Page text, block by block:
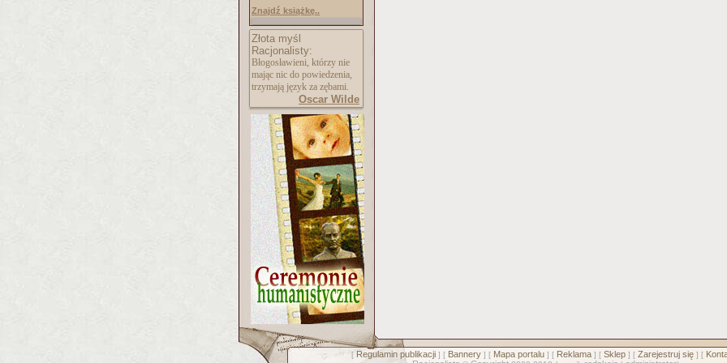
Znajdź książkę..
Złota myśl
Racjonalisty:
Błogosławieni, którzy nie
mając nic do powiedzenia,
trzymają język za zębami.
Oscar Wilde
[ Regulamin publikacji] [ Bannery] [ Mapa portalu] [ Reklama] [ Sklep] [ Zarejestruj się] [